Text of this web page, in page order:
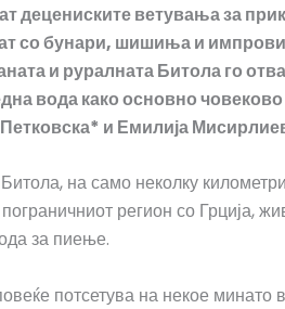
i
l
r
e
децениските ветувања за
со бунари, шишиња и
и руралната Битола го
вода како основно
и Емилија
на само неколку
регион со Грција,
за пиење.
потсетува на некое